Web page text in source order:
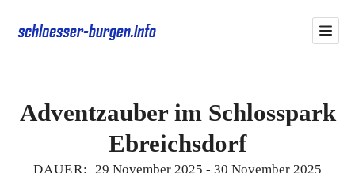
Adventzauber im Schlosspark
Ebreichsdorf
DAUER: 29 November 2025 - 30 November 2025